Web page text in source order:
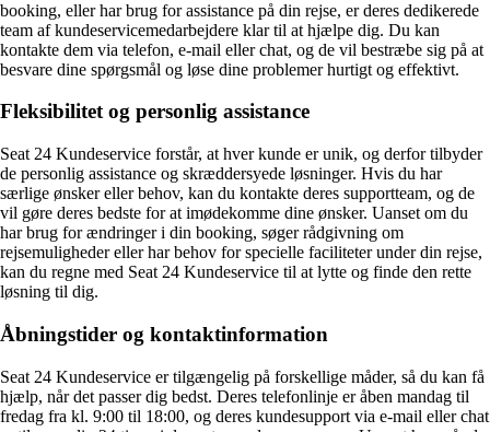
booking, eller har brug for assistance på din rejse, er deres dedikerede
team af kundeservicemedarbejdere klar til at hjælpe dig. Du kan
kontakte dem via telefon, e-mail eller chat, og de vil bestræbe sig på at
besvare dine spørgsmål og løse dine problemer hurtigt og effektivt.
Fleksibilitet og personlig assistance
Seat 24 Kundeservice forstår, at hver kunde er unik, og derfor tilbyder
de personlig assistance og skræddersyede løsninger. Hvis du har
særlige ønsker eller behov, kan du kontakte deres supportteam, og de
vil gøre deres bedste for at imødekomme dine ønsker. Uanset om du
har brug for ændringer i din booking, søger rådgivning om
rejsemuligheder eller har behov for specielle faciliteter under din rejse,
kan du regne med Seat 24 Kundeservice til at lytte og finde den rette
løsning til dig.
Åbningstider og kontaktinformation
Seat 24 Kundeservice er tilgængelig på forskellige måder, så du kan få
hjælp, når det passer dig bedst. Deres telefonlinje er åben mandag til
fredag fra kl. 9:00 til 18:00, og deres kundesupport via e-mail eller chat